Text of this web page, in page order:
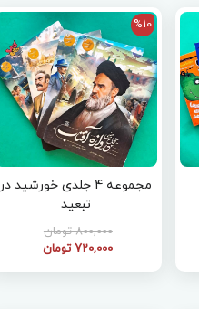
%10
مجموعه 4 جلدی خورشید در
تبعید
800,000 تومان
720,000 تومان